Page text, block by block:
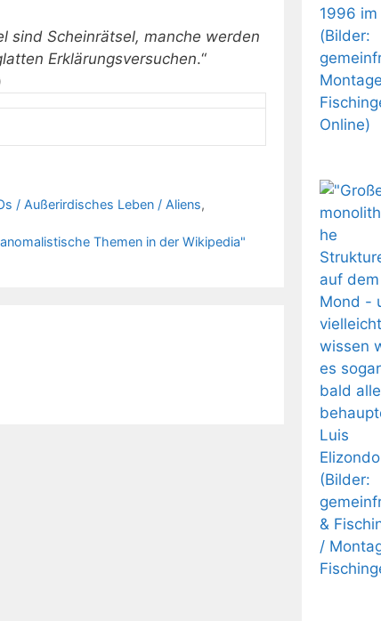
sind Scheinrätsel, manche werden
Erklärungsversuchen.“
/ Außerirdisches Leben / Aliens,
Themen in der Wikipedia"